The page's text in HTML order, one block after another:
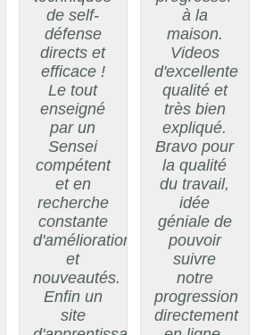
de self-
défense
directs et
efficace !
Le tout
enseigné
par un
Sensei
compétent
et en
recherche
constante
d'améliorations
et
nouveautés.
Enfin un
site
à la
maison.
Videos
d'excellente
qualité et
très bien
expliqué.
Bravo pour
la qualité
du travail,
idée
géniale de
pouvoir
suivre
notre
progression
directement